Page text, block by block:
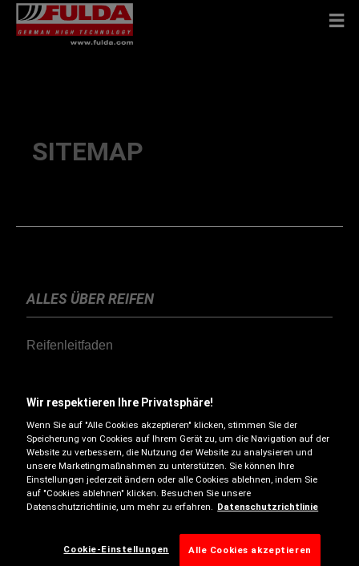
SITEMAP
ALLES ÜBER REIFEN
Reifenleitfaden
SAISONALE REIFEN
Seien Sie auf jede Jahreszeit vorbereitet
Wir respektieren Ihre Privatsphäre!
Wenn Sie auf "Alle Cookies akzeptieren" klicken, stimmen Sie der
Speicherung von Cookies auf Ihrem Gerät zu, um die Navigation auf der
Website zu verbessern, die Nutzung der Website zu analysieren und
unsere Marketingmaßnahmen zu unterstützen. Sie können Ihre
Einstellungen jederzeit ändern oder alle Cookies ablehnen, indem Sie
auf "Cookies ablehnen" klicken. Besuchen Sie unsere
Datenschutzrichtlinie, um mehr zu erfahren. Datenschutzrichtlinie
Cookie-Einstellungen Alle Cookies akzeptieren